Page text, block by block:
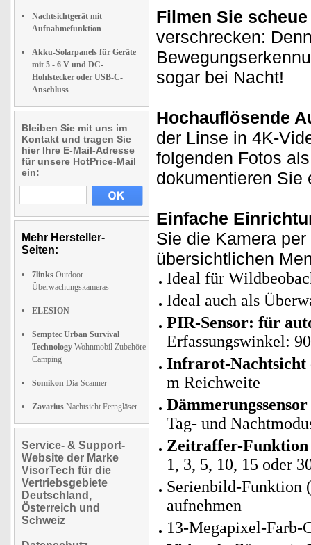
Nachtsichtgerät mit
Aufnahmefunktion
Akku-Solarpanels für Geräte
mit 5 - 6 V und DC-
Hohlstecker oder USB-C-
Anschluss
Bleiben Sie mit uns im
Kontakt und tragen Sie
hier Ihre E-Mail-Adresse
für unsere HotPrice-Mail
ein:
Mehr Hersteller-
Seiten:
7links Outdoor
Überwachungskameras
ELESION
Semptec Urban Survival
Technology Wohnmobil Zubehöre
Camping
Somikon Dia-Scanner
Zavarius Nachtsicht Ferngläser
Service- & Support-
Website der Marke
VisorTech für die
Vertriebsgebiete
Deutschland,
Österreich und
Schweiz
Filmen Sie
verschrecken:
sogar bei Nacht!
Hochauflösende
der Linse in 4K-
folgenden Fotos
dokumentieren Sie
Einfache
Sie die Kamera
übersichtlichen
Ideal für
Ideal auch als
PIR-Sensor: für
Erfassungswinkel:
Infrarot-Nachtsicht
m Reichweite
Tag- und
Zeitraffer-Funktion
1, 3, 5, 10, 15 oder
Serienbild-Funktion
aufnehmen
13-Megapixel-Farb-